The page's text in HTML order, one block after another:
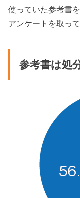
使っていた参考書
アンケートを取っ
参考書は処